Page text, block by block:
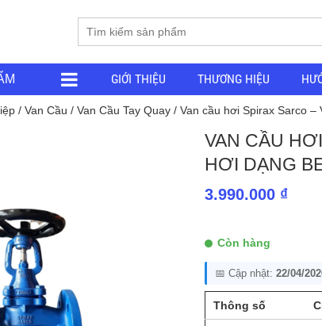
GIỚI THIỆU THƯƠNG HIỆU
/ Van Cầu / Van Cầu Tay Quay / Van cầu hơi Spirax Sarco –
VAN CẦU
HƠI DẠNG
3.990.000 ₫
Còn hàng
📅 Cập nhật: 22/04/
Thông số